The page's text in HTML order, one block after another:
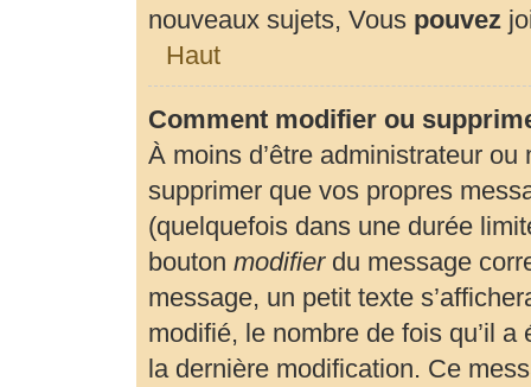
nouveaux sujets, Vous pouvez
Haut
Comment modifier ou
À moins d’être administrateur
supprimer que vos propres
(quelquefois dans une durée
bouton modifierdu message
message, un petit texte
modifié, le nombre de fois qu’il
la dernière modification. Ce